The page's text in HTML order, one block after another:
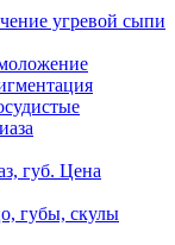
угревой сыпи
губ. Цена
губы, скулы